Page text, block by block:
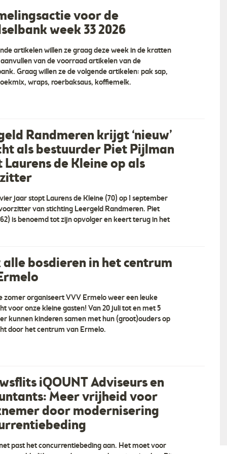
voor de
week 33 2026
artikelen willen ze graag deze week in de kratten
van de voorraad artikelen van de
Graag willen ze de volgende artikelen: pak sap,
wraps, roerbaksaus, koffiemelk.
Randmeren krijgt ‘nieuw’
als bestuurder Piet Pijlman
de Kleine op als
jaar stopt Laurens de Kleine (70) op 1 september
van stichting Leergeld Randmeren. Piet
is benoemd tot zijn opvolger en keert terug in het
alle bosdieren in het centrum
zomer organiseert VVV Ermelo weer een leuke
voor onze kleine gasten! Van 20 juli tot en met 5
kunnen kinderen samen met hun (groot)ouders op
door het centrum van Ermelo.
iQOUNT Adviseurs en
Meer vrijheid voor
door modernisering
past het concurrentiebeding aan. Het moet voor
juiste weg naar jouw
met een gesprek waarin
We willen alles
de markt en je
advies over hoe je het
onderdeel voor
Klaassen BV
zijn uw partner voor:
Medische kle… ”
“Niels Autowas Harderwijk In 2020 zijn we
begonnen met de verbouwing van het pand
aan de Stephensonstraat in Harderwijk. Na
langste, groenste en modernste w… ”
Beelen Haardhout en Houthandel Hierden
gestort € 170,00 Prijs per krat 1,4 kuub los
gestort € 200,00 Gemengd … ”